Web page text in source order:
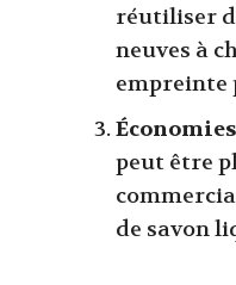
réutiliser
neuves à
empreinte
peut être
de savon